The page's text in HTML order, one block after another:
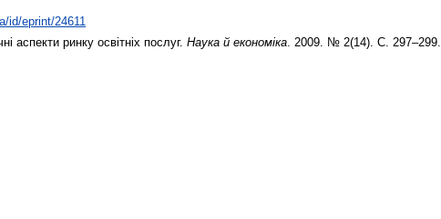
id/eprint/24611
аспекти ринку освітніх послуг. Наука й економіка. 2009. № 2(14). С. 297–299.